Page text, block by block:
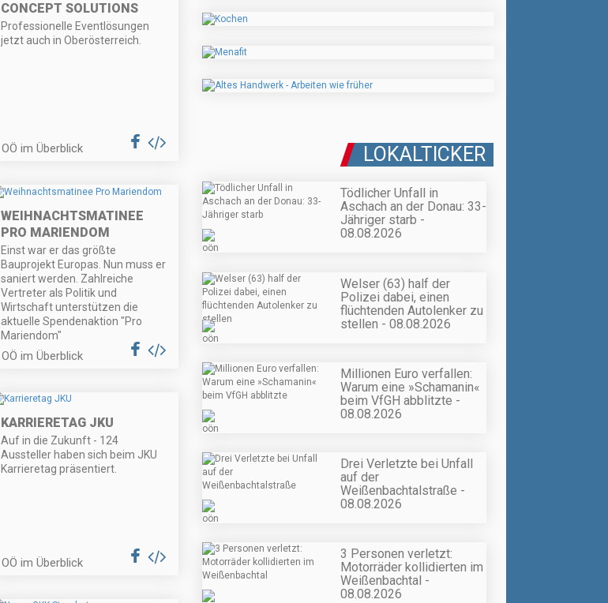
CONCEPT SOLUTIONS
Professionelle Eventlösungen
jetzt auch in Oberösterreich.
OÖ im Überblick
WEIHNACHTSMATINEE
PRO MARIENDOM
Einst war er das größte
Bauprojekt Europas. Nun muss er
saniert werden. Zahlreiche
Vertreter als Politik und
Wirtschaft unterstützen die
aktuelle Spendenaktion "Pro
Mariendom"
OÖ im Überblick
KARRIERETAG JKU
Auf in die Zukunft - 124
Aussteller haben sich beim JKU
Karrieretag präsentiert.
OÖ im Überblick
LOKALTICKER
Tödlicher Unfall in
Aschach an der Donau: 33-
Jähriger starb -
08.08.2026
Welser (63) half der
Polizei dabei, einen
flüchtenden Autolenker zu
stellen - 08.08.2026
Millionen Euro verfallen:
Warum eine »Schamanin«
beim VfGH abblitzte -
08.08.2026
Drei Verletzte bei Unfall
auf der
Weißenbachtalstraße -
08.08.2026
3 Personen verletzt:
Motorräder kollidierten im
Weißenbachtal -
08.08.2026